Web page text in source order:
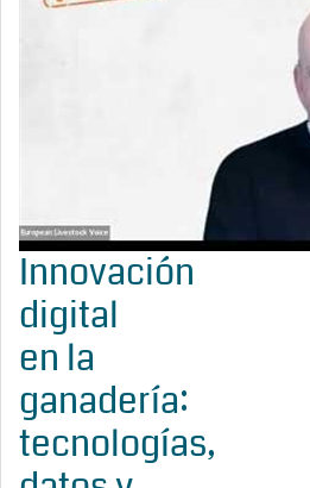
Innovación
digital
en la
ganadería:
tecnologías,